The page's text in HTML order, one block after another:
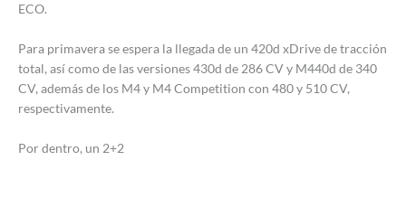
ECO.
Para primavera se espera la llegada de un 420d xDrive de tracción
total, así como de las versiones 430d de 286 CV y M440d de 340
CV, además de los M4 y M4 Competition con 480 y 510 CV,
respectivamente.
Por dentro, un 2+2